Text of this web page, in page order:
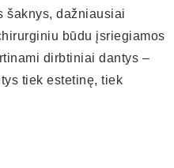
šaknys, dažniausiai
būdu įsriegiamos
dirbtiniai dantys –
tiek estetinę, tiek